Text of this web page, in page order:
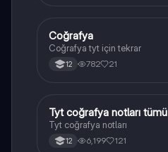
Coğrafya
Coğrafya
Coğrafya tyt için tekrar
12 782 21
Coğrafya
Tyt coğrafya notları tümü
Tyt coğrafya notları
12 6,199 121